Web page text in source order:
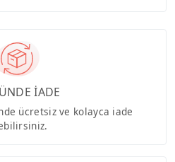
İADE
ücretsiz ve kolayca iade